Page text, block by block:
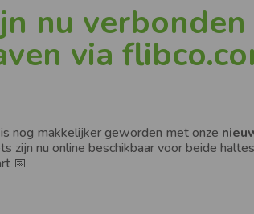
nu
via
nog makkelijker geworden met onze
zijn nu online beschikbaar voor beide
📅